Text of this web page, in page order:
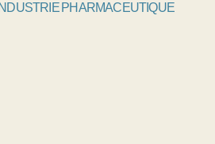
PHARMACEUTIQUE